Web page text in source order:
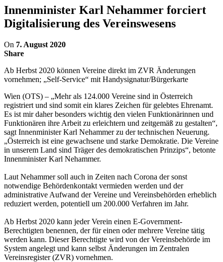
Innenminister Karl Nehammer forciert
Digitalisierung des Vereinswesens
On 7. August 2020
Share
Ab Herbst 2020 können Vereine direkt im ZVR Änderungen
vornehmen; „Self-Service“ mit Handysignatur/Bürgerkarte
Wien (OTS) – „Mehr als 124.000 Vereine sind in Österreich
registriert und sind somit ein klares Zeichen für gelebtes Ehrenamt.
Es ist mir daher besonders wichtig den vielen Funktionärinnen und
Funktionären ihre Arbeit zu erleichtern und zeitgemäß zu gestalten“,
sagt Innenminister Karl Nehammer zu der technischen Neuerung.
„Österreich ist eine gewachsene und starke Demokratie. Die Vereine
in unserem Land sind Träger des demokratischen Prinzips“, betonte
Innenminister Karl Nehammer.
Laut Nehammer soll auch in Zeiten nach Corona der sonst
notwendige Behördenkontakt vermieden werden und der
administrative Aufwand der Vereine und Vereinsbehörden erheblich
reduziert werden, potentiell um 200.000 Verfahren im Jahr.
Ab Herbst 2020 kann jeder Verein einen E-Government-
Berechtigten benennen, der für einen oder mehrere Vereine tätig
werden kann. Dieser Berechtigte wird von der Vereinsbehörde im
System angelegt und kann selbst Änderungen im Zentralen
Vereinsregister (ZVR) vornehmen.